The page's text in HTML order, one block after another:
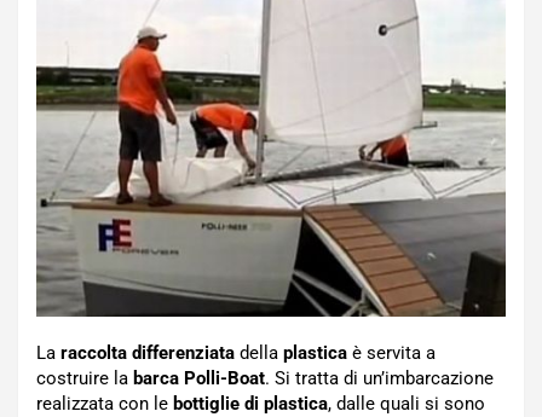
La raccolta differenziata della plastica è servita a
costruire la barca Polli-Boat. Si tratta di un’imbarcazione
realizzata con le bottiglie di plastica, dalle quali si sono